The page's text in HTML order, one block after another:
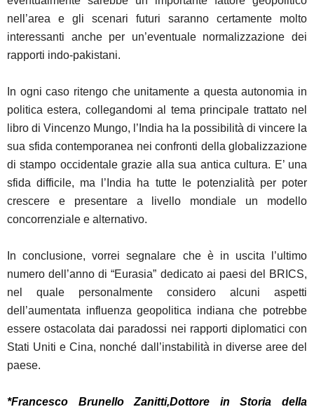
nell’area e gli scenari futuri saranno certamente molto
interessanti anche per un’eventuale normalizzazione dei
rapporti indo-pakistani.
In ogni caso ritengo che unitamente a questa autonomia in
politica estera, collegandomi al tema principale trattato nel
libro di Vincenzo Mungo, l’India ha la possibilità di vincere la
sua sfida contemporanea nei confronti della globalizzazione
di stampo occidentale grazie alla sua antica cultura. E’ una
sfida difficile, ma l’India ha tutte le potenzialità per poter
crescere e presentare a livello mondiale un modello
concorrenziale e alternativo.
In conclusione, vorrei segnalare che è in uscita l’ultimo
numero dell’anno di “Eurasia” dedicato ai paesi del BRICS,
nel quale personalmente considero alcuni aspetti
dell’aumentata influenza geopolitica indiana che potrebbe
essere ostacolata dai paradossi nei rapporti diplomatici con
Stati Uniti e Cina, nonché dall’instabilità in diverse aree del
paese.
*Francesco Brunello Zanitti,Dottore in Storia della